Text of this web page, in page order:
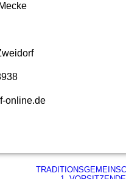
online.de